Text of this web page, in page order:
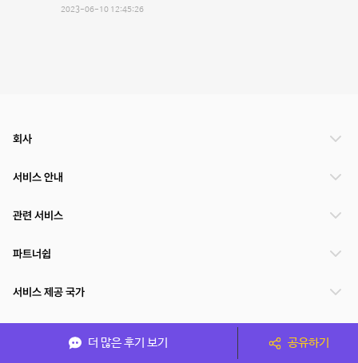
2023-06-10 12:45:26
더 많은 후기 보기 공유하기
회사
서비스 안내
관련 서비스
파트너쉽
서비스 제공 국가
(주)NSPACE 사업자정보